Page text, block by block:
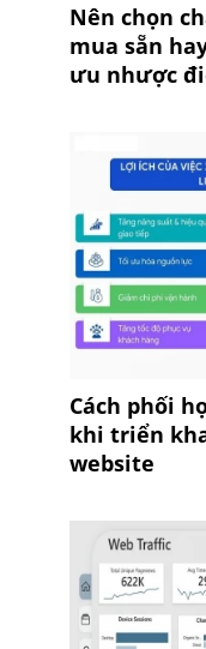
Nên chọn
mua sẵn
ưu nhược
Cách phối
khi triển
website